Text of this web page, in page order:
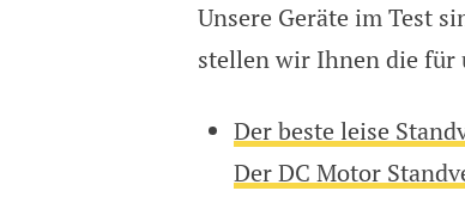
Unsere Geräte im Test
stellen wir Ihnen die für
Der beste leise
Der DC Motor